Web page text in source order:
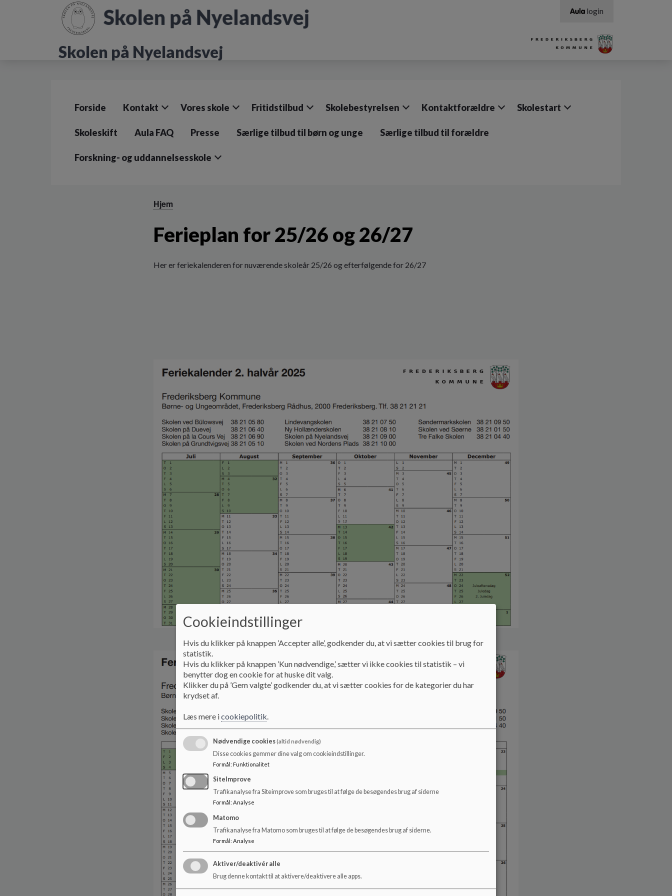
Skolen på Nyelandsvej
login
Forside Kontakt Vores skole Fritidstilbud Skolebestyrelsen Kontaktforældre Skolestart
Skoleskift Aula FAQ Presse Særlige tilbud til børn og unge Særlige tilbud til forældre
Forskning- og uddannelsesskole
Hjem
Ferieplan for 25/26 og 26/27
Her er feriekalenderen for nuværende skoleår 25/26 og efterfølgende for 26/27
Cookieindstillinger
Hvis du klikker på knappen ’Accepter alle’, godkender du, at vi sætter cookies til brug for
statistik.
Hvis du klikker på knappen ’Kun nødvendige,’ sætter vi ikke cookies til statistik – vi
benytter dog en cookie for at huske dit valg.
Klikker du på ’Gem valgte’ godkender du, at vi sætter cookies for de kategorier du har
krydset af.
Læs mere icookiepolitik.
Nødvendige cookies(altid nødvendig)
Disse cookies gemmer dine valg om cookieindstillinger.
Formål: Funktionalitet
SiteImprove
Trafikanalyse fra Siteimprove som bruges til at følge de besøgendes brug af siderne
Formål : Analyse
Matomo
Trafikanalyse fra Matomo som bruges til at følge de besøgendes brug af siderne.
Formål : Analyse
Aktiver/deaktivér alle
Brug denne kontakt til at aktivere/deaktivere alle apps.